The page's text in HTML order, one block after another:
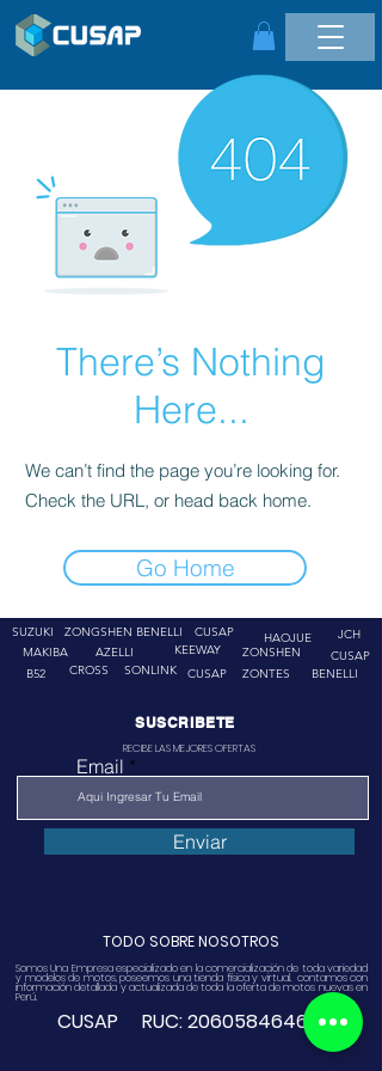
There’s Nothing
Here...
We can’t find the page you’re looking for.
Check the URL, or head back home.
Go Home
SUZUKI
ZONGSHEN
MAKIBA
AZELLI
BENELLI
CUSAP
KEEWAY
B52
CROSS SONLINK CUSAP
HAOJUE
JCH
ZONSHEN
ZONTES
CUSAP
BENELLI
SUSCRIBETE
RECIBE LAS MEJORES OFERTAS
Email
Enviar
TODO SOBRE NOSOTROS
Somos Una Empresa especializado en la comercialización de toda variedad
y modelos de motos, poseemos una tienda física y virtual. contamos con
información detallada y actualizada de toda la oferta de motos nuevas en
Perú.
CUSAP RUC:20605846468